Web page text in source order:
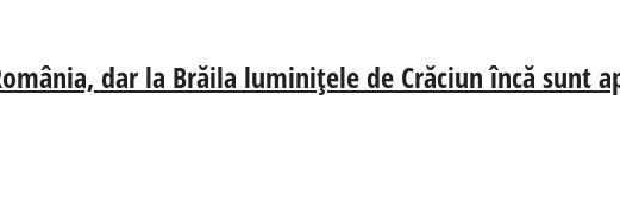
dar la Brăila luminițele de Crăciun încă sunt